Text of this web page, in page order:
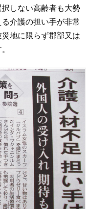
しない高齢者も大勢
介護の担い手が非常
地に限らず郡部又は